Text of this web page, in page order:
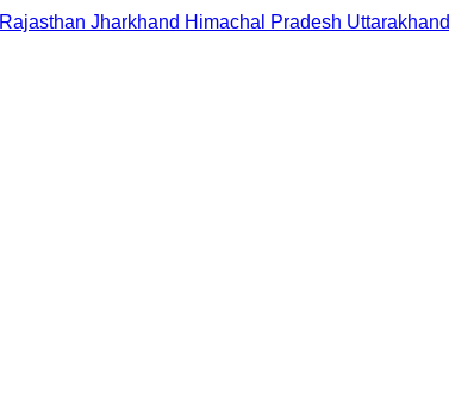
Rajasthan Jharkhand Himachal Pradesh Uttarakhand